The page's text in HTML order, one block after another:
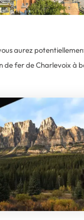
aurez
de fer de Charlevoix à